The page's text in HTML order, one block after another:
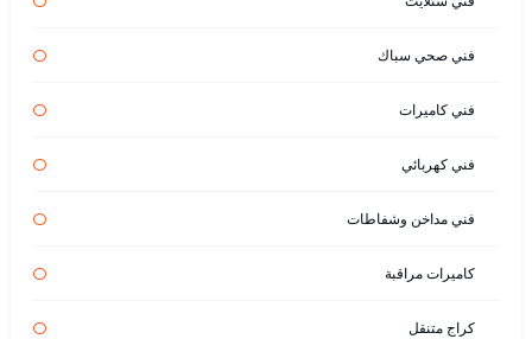
فني صحي سباك
فني كاميرات
فني كهربائي
فني مداخن وشفاطات
كاميرات مراقبة
كراج متنقل